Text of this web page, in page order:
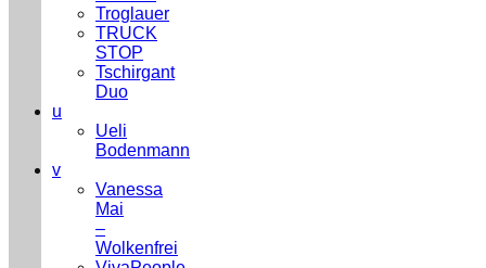
Troglauer
TRUCK
STOP
Tschirgant
Duo
u
Ueli
Bodenmann
v
Vanessa
Mai
–
Wolkenfrei